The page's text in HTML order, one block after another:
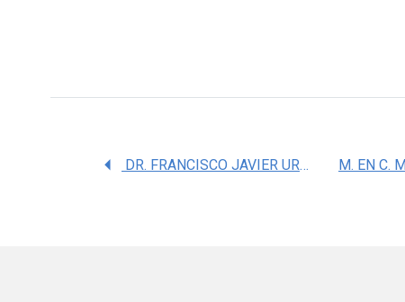
DR. FRANCISCO JAVIER URREA RAMIREZ